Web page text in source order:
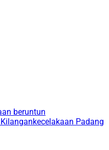
beruntun
kecelakaan Padang